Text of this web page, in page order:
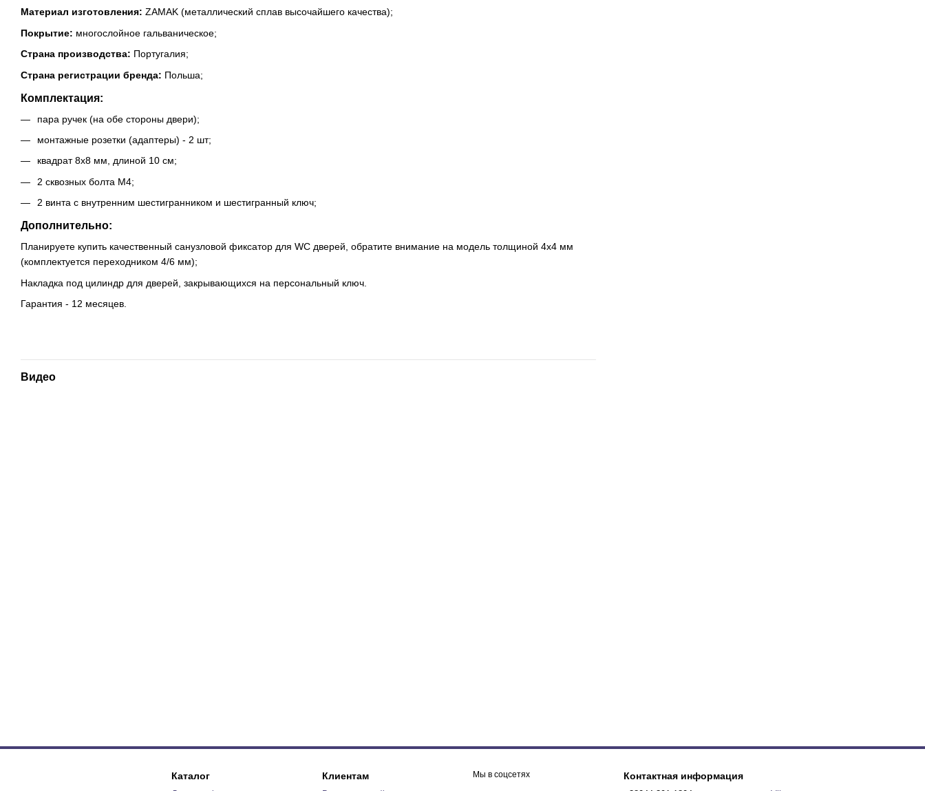
Материал изготовления: ZAMAK (металлический сплав высочайшего качества);
Покрытие: многослойное гальваническое;
Страна производства: Португалия;
Страна регистрации бренда: Польша;
Комплектация:
пара ручек (на обе стороны двери);
монтажные розетки (адаптеры) - 2 шт;
квадрат 8х8 мм, длиной 10 см;
2 сквозных болта М4;
2 винта с внутренним шестигранником и шестигранный ключ;
Дополнительно:
Планируете купить качественный санузловой фиксатор для WC дверей, обратите внимание на модель толщиной 4х4 мм
(комплектуется переходником 4/6 мм);
Накладка под цилиндр для дверей, закрывающихся на персональный ключ.
Гарантия - 12 месяцев.
Видео
Каталог Клиентам Мы в соцсетях Контактная информация